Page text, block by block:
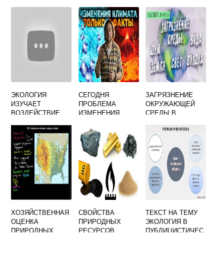
ЭКОЛОГИЯ
ИЗУЧАЕТ
ВОЗДЕЙСТВИЕ
ДЕЯТЕЛЬНОСТИ
СЕГОДНЯ
ПРОБЛЕМА
ИЗМЕНЕНИЯ
ПРИОРИТЕТНЫХ
ЭКОЛОГИЧЕСКИХ
ПРОБЛЕМ
МИРОВОГО
СООБЩЕСТВА
ЗАГРЯЗНЕНИЕ
ОКРУЖАЮЩЕЙ
СРЕДЫ В
ДЕЯТЕЛЬНОСТИ
ЧЕЛОВЕКА
НАЗЫВАЕТСЯ
ХОЗЯЙСТВЕННАЯ
ОЦЕНКА
ПРИРОДНЫХ
СВОЙСТВА
ПРИРОДНЫХ
РЕСУРСОВ
ТЕКСТ НА ТЕМУ
ЭКОЛОГИЯ В
ПУБЛИЦИСТИЧЕС